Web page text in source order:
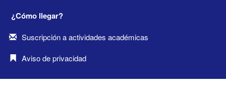
¿Cómo llegar?
Suscripción a actividades académicas
Aviso de privacidad